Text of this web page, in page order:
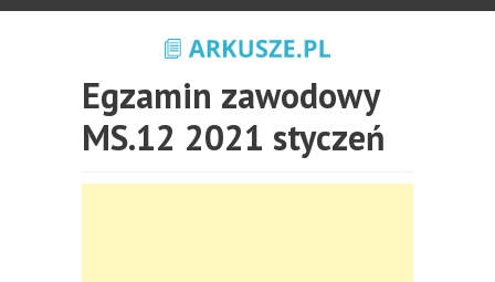
Egzamin zawodowy
MS.12 2021 styczeń